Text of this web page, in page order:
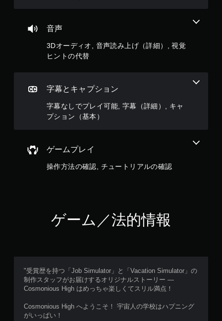
、
が
聞
て
く
る
方
向
が
か
ま
音声
3Dオーディオ, 音声読み上げ（詳細）, 視覚
ヒントの代替
字幕とキャプション
字幕なしでプレイ可能, 字幕（詳細）, キャ
プション（基本）
ゲームプレイ
操作方法の確認, チュートリアルの確認
ゲーム／法的情報
"受賞歴を持つ「Job Simulator」と「Vacation Simulator」の
制作スタッフがお届けするオリジナルストーリー ―
Cosmonious High はめっちゃ楽しくてスリル満点！
Cosmonious High へようこそ！ 宇宙人の学校はハプニング
がいっぱい！